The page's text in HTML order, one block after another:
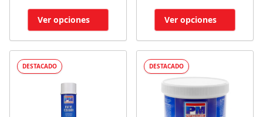
Ver opciones Ver opciones
DESTACADO DESTACADO